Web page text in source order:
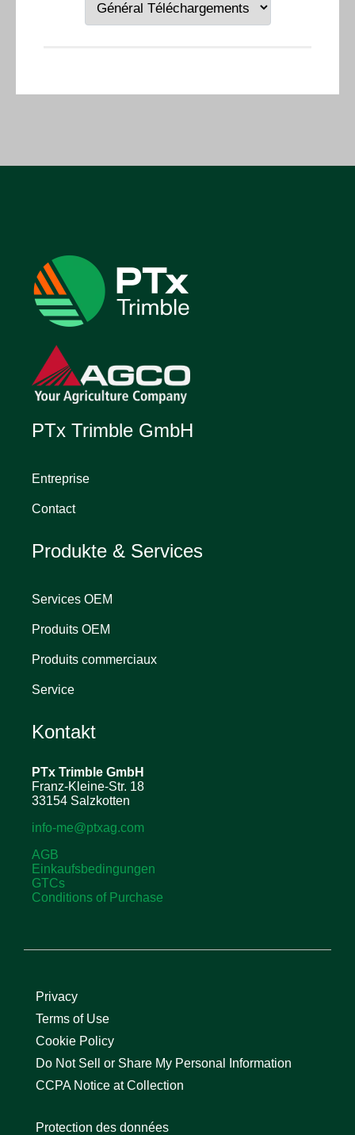
PTx Trimble GmbH
Entreprise
Contact
Produkte & Services
Services OEM
Produits OEM
Produits commerciaux
Service
Kontakt
PTx Trimble GmbH
Franz-Kleine-Str. 18
33154 Salzkotten
info-me@ptxag.com
AGB
Einkaufsbedingungen
GTCs
Conditions of Purchase
Privacy
Terms of Use
Cookie Policy
Do Not Sell or Share My Personal Information
CCPA Notice at Collection
Protection des données